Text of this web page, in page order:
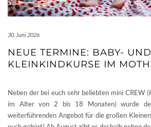
30. Juni 2026
NEUE TERMINE: BABY- UND
KLEINKINDKURSE IM
Neben der bei euch sehr beliebten mini CREW
im Alter von 2 bis 18 Monaten) wurde
weiterführenden Angebot für die großen